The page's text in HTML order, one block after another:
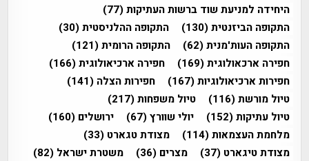
היחידה למניעת שוד ברשות העתיקות(77)
התקופה הביזנטית(130) התקופה ההלניסטית(30)
התקופה העות'מנית(62) התקופה הרומית(121)
חפירה ארכאולוגית(169) חפירה ארכיאולוגית(166)
חפירות ארכיאולוגיות(167) חפירות הצלה (141)
טיול מורשת(116) טיול משפחות(217)
טיול עתיקות(152) יולי שוורץ(67) ירושלים (160)
מלחמת העצמאות(114) מצודת טגארט (33)
מצודת טיגארט (37) מצרים (36) משטרת ישראל (82)